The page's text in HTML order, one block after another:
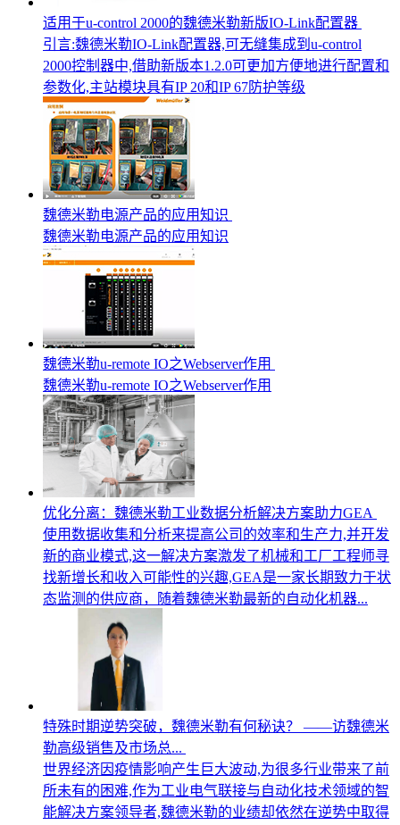
适用于u-control 2000的魏德米勒新版IO-Link配置器
引言:魏德米勒IO-Link配置器,可无缝集成到u-control
2000控制器中,借助新版本1.2.0可更加方便地进行配置和
参数化,主站模块具有IP 20和IP 67防护等级
魏德米勒电源产品的应用知识
魏德米勒电源产品的应用知识
魏德米勒u-remote IO之Webserver作用
魏德米勒u-remote IO之Webserver作用
优化分离：魏德米勒工业数据分析解决方案助力GEA
使用数据收集和分析来提高公司的效率和生产力,并开发
新的商业模式,这一解决方案激发了机械和工厂工程师寻
找新增长和收入可能性的兴趣,GEA是一家长期致力于状
态监测的供应商，随着魏德米勒最新的自动化机器...
特殊时期逆势突破，魏德米勒有何秘诀？ ——访魏德米
勒高级销售及市场总...
世界经济因疫情影响产生巨大波动,为很多行业带来了前
所未有的困难,作为工业电气联接与自动化技术领域的智
能解决方案领导者,魏德米勒的业绩却依然在逆势中取得